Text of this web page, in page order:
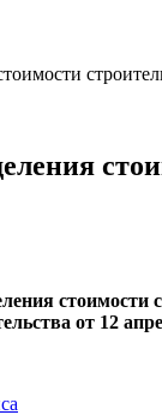
от 12